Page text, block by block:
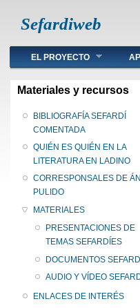
Sefardiweb
Main menu
EL PROYECTO
Materiales y recursos
BIBLIOGRAFÍA SEFARDÍ
COMENTADA
QUIÉN ES QUIÉN EN LA
LITERATURA EN LADINO
CORRESPONSALES DE
PULIDO
MATERIALES
PRESENTACIONES DE
TEMAS SEFARDÍES
DOCUMENTOS
AUDIO Y VÍDEO
ENLACES DE INTERÉS